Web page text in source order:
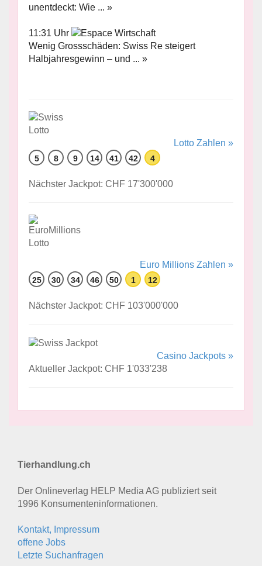
unentdeckt: Wie ... »
11:31 Uhr
Wenig Grossschäden: Swiss Re steigert
Halbjahresgewinn – und ... »
Lotto Zahlen »
5 8 9 14 41 42 4
Nächster Jackpot: CHF 17'300'000
Euro Millions Zahlen »
25 30 34 46 50 1 12
Nächster Jackpot: CHF 103'000'000
Casino Jackpots »
Aktueller Jackpot: CHF 1'033'238
Tierhandlung.ch
Der Onlineverlag HELP Media AG publiziert seit
1996 Konsumenten­informationen.
Kontakt, Impressum
offene Jobs
Letzte Suchanfragen